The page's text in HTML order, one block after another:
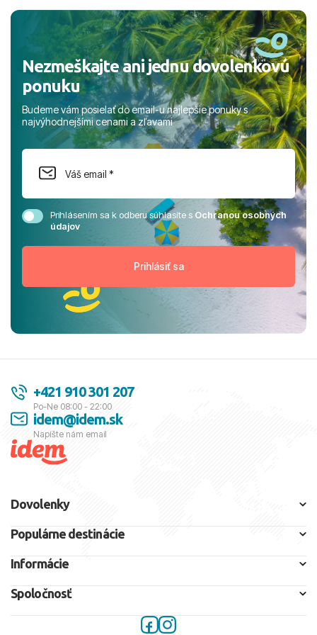
Nezmeškajte ani jednu dovolenkovú
ponuku
Budeme vám posielať do email-u najlepšie ponuky s
najvýhodnejšími cenami a zľavami
Prihlásením sa k odberu súhlasíte sOchranou osobných
údajov
+421 910 301 207
Po-Ne 08:00 - 22:00
idem@idem.sk
Napíšte nám email
Dovolenky
Populárne destinácie
Informácie
Spoločnosť